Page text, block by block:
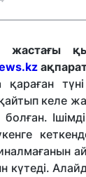
келе
күтеді.